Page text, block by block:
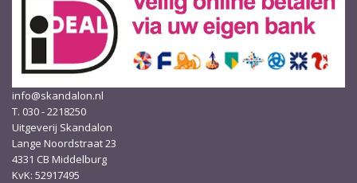
info@skandalon.nl
T. 030 - 2218250
Uitgeverij Skandalon
Lange Noordstraat 23
4331 CB Middelburg
KvK: 52917495